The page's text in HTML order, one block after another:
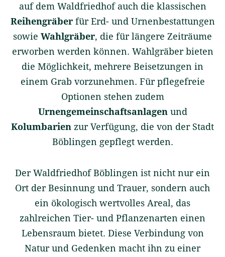
auf dem Waldfriedhof auch die klassischen
Reihengräberfür Erd- und Urnenbestattungen
sowie Wahlgräber, die für längere Zeiträume
erworben werden können. Wahlgräber bieten
die Möglichkeit, mehrere Beisetzungen in
einem Grab vorzunehmen. Für pflegefreie
Optionen stehen zudem
Urnengemeinschaftsanlagen und
Kolumbarien zur Verfügung, die von der Stadt
Böblingen gepflegt werden.
Der Waldfriedhof Böblingen ist nicht nur ein
Ort der Besinnung und Trauer, sondern auch
ein ökologisch wertvolles Areal, das
zahlreichen Tier- und Pflanzenarten einen
Lebensraum bietet. Diese Verbindung von
Natur und Gedenken macht ihn zu einer